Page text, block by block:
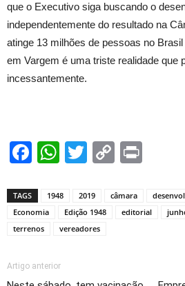
que o Executivo siga buscando o
independentemente do resultado na
atinge 13 milhões de pessoas no
em Vargem é uma triste realidade que
incessantemente.
Facebook
WhatsApp
TwitterCopy
TAGS 1948 2019 câmara
Economia
Edição 1948 editorial
terrenos
vereadores
Artigo anterior